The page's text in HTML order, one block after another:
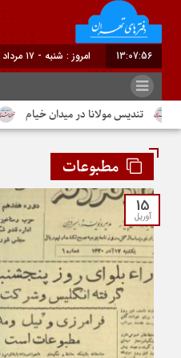
13:07:57 امروز : شنبه - ۱۷ مرداد - ۱۴۰۵
تندیس مولانا در میدان خیام
مطبوعات
15
آوریل